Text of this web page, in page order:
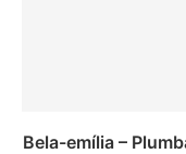
Bela-emília –